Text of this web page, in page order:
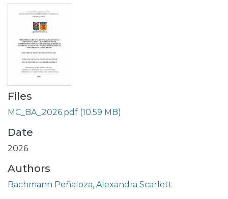
Files
MC_BA_2026.pdf (10.59 MB)
Date
2026
Authors
Bachmann Peñaloza, Alexandra Scarlett